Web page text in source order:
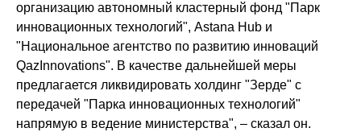
организацию автономный кластерный фонд "Парк
инновационных технологий", Astana Hub и
"Национальное агентство по развитию инноваций
QazInnovations". В качестве дальнейшей меры
предлагается ликвидировать холдинг "Зерде" с
передачей "Парка инновационных технологий"
напрямую в ведение министерства", – сказал он.